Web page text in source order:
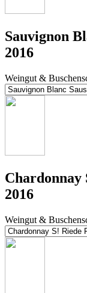
Sauvignon
2016
Weingut &
Chardonnay
2016
Weingut &